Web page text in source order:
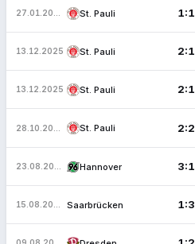
St. Pauli 1:1
13.12.2025 St. Pauli 2:1
13.12.2025 St. Pauli 2:1
St. Pauli 2:2
Hannover 3:1
Saarbrücken 1:3